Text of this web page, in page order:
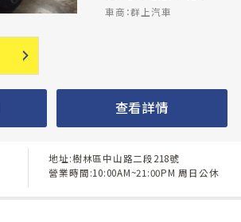
車商：群上汽車
查看詳情
地址:樹林區中山路二段218號
營業時間:10:00AM~21:00PM 周日公休